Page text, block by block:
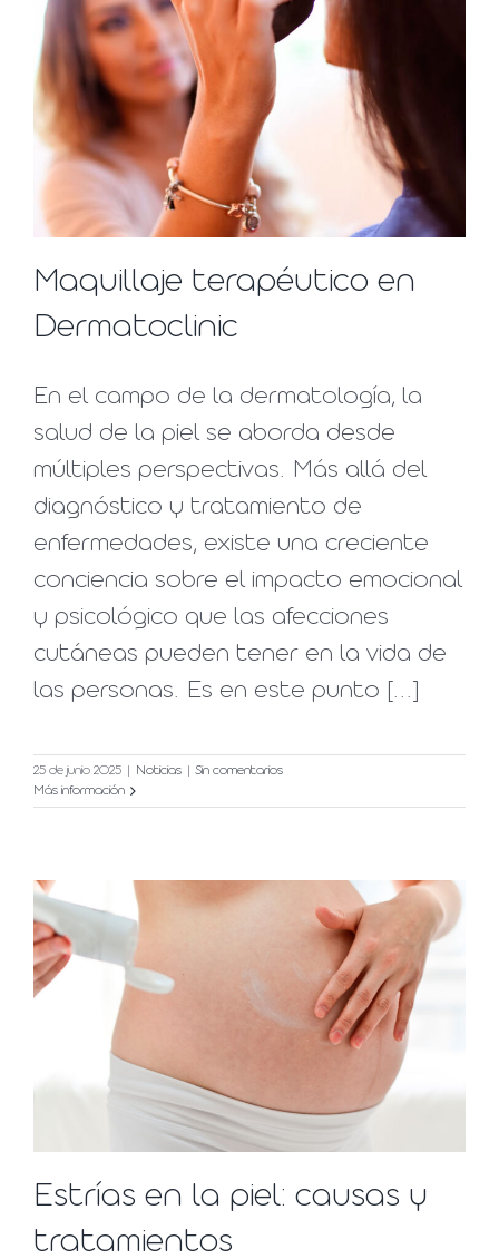
Maquillaje terapéutico en
Dermatoclinic
En el campo de la dermatología, la
salud de la piel se aborda desde
múltiples perspectivas. Más allá del
diagnóstico y tratamiento de
enfermedades, existe una creciente
conciencia sobre el impacto emocional
y psicológico que las afecciones
cutáneas pueden tener en la vida de
las personas. Es en este punto [...]
25 de junio 2025 Noticias
Sin comentarios
Más información
Estrías en la piel: causas y
tratamientos